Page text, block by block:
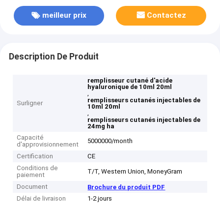
meilleur prix Contactez
Description De Produit
Surligner
remplisseur cutané d'acide
hyaluronique de 10ml 20ml
,
remplisseurs cutanés injectables de
10ml 20ml
,
remplisseurs cutanés injectables de
24mg ha
Capacité
d'approvisionnement
5000000/month
Certification
CE
Conditions de
paiement
T/T, Western Union, MoneyGram
Document
Brochure du produit PDF
Délai de livraison
1-2 jours